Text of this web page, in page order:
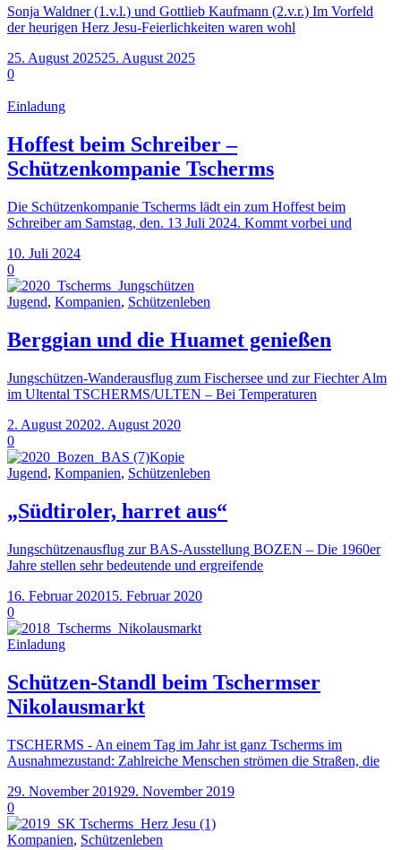
Sonja Waldner (1.v.l.) und Gottlieb Kaufmann (2.v.r.) Im Vorfeld
der heurigen Herz Jesu-Feierlichkeiten waren wohl
25. August 202525. August 2025
0
Einladung
Hoffest beim Schreiber –
Schützenkompanie Tscherms
Die Schützenkompanie Tscherms lädt ein zum Hoffest beim
Schreiber am Samstag, den. 13 Juli 2024. Kommt vorbei und
10. Juli 2024
0
Jugend, Kompanien, Schützenleben
Berggian und die Huamet genießen
Jungschützen-Wanderausflug zum Fischersee und zur Fiechter Alm
im Ultental TSCHERMS/ULTEN – Bei Temperaturen
2. August 20202. August 2020
0
Jugend, Kompanien, Schützenleben
„Südtiroler, harret aus“
Jungschützenausflug zur BAS-Ausstellung BOZEN – Die 1960er
Jahre stellen sehr bedeutende und ergreifende
16. Februar 202015. Februar 2020
0
Einladung
Schützen-Standl beim Tschermser
Nikolausmarkt
TSCHERMS - An einem Tag im Jahr ist ganz Tscherms im
Ausnahmezustand: Zahlreiche Menschen strömen die Straßen, die
29. November 201929. November 2019
0
Kompanien, Schützenleben